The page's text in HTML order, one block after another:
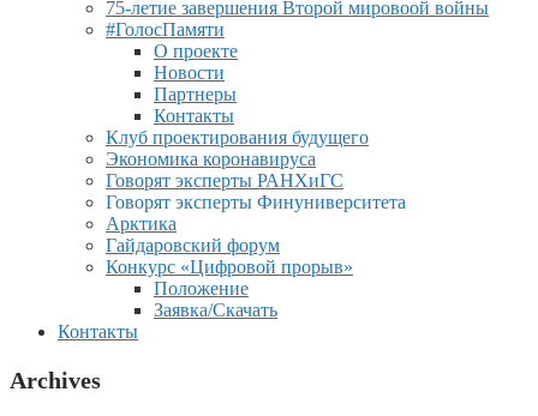
75-летие завершения Второй мировоой войны
#ГолосПамяти
О проекте
Новости
Партнеры
Контакты
Клуб проектирования будущего
Экономика коронавируса
Говорят эксперты РАНХиГС
Говорят эксперты Финуниверситета
Арктика
Гайдаровский форум
Конкурс «Цифровой прорыв»
Положение
Заявка/Скачать
Контакты
Archives